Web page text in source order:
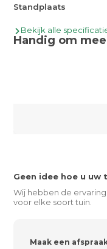
Standplaats
Bekijk alle
Handig om
Geen idee hoe u uw
Wij hebben de
voor elke soort tuin.
Maak een